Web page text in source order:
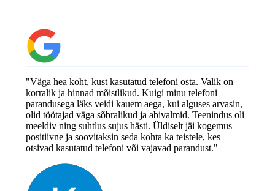
"Väga hea koht, kust kasutatud telefoni osta. Valik on
korralik ja hinnad mõistlikud. Kuigi minu telefoni
parandusega läks veidi kauem aega, kui alguses arvasin,
olid töötajad väga sõbralikud ja abivalmid. Teenindus oli
meeldiv ning suhtlus sujus hästi. Üldiselt jäi kogemus
positiivne ja soovitaksin seda kohta ka teistele, kes
otsivad kasutatud telefoni või vajavad parandust."